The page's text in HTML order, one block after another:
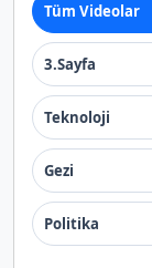
Tüm Videolar
3.Sayfa
Teknoloji
Gezi
Politika